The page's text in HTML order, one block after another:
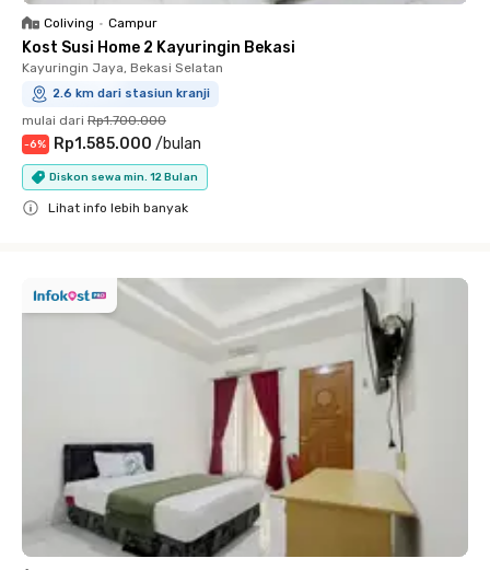
Coliving • Campur
Kost Susi Home 2 Kayuringin Bekasi
Kayuringin Jaya, Bekasi Selatan
2.6 km dari stasiun kranji
mulai dari Rp1.700.000
-6% Rp1.585.000 /bulan
Diskon sewa min. 12 Bulan
Lihat info lebih banyak